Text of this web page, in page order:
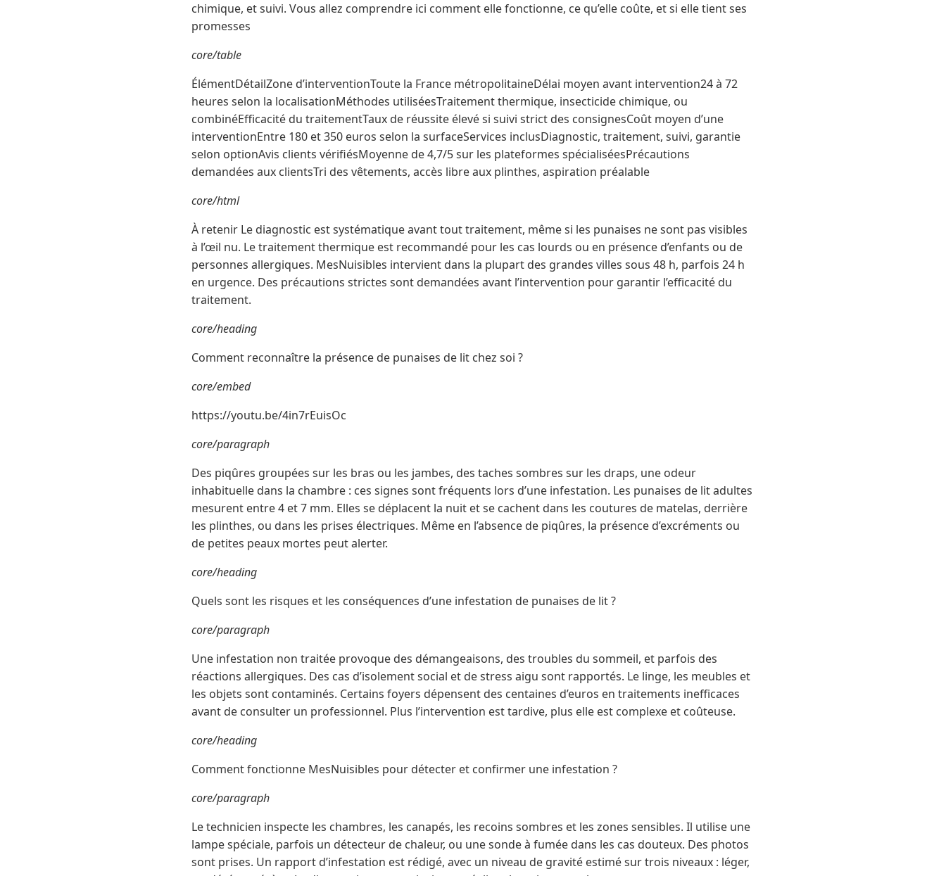
chimique, et suivi. Vous allez comprendre ici comment elle fonctionne, ce qu’elle coûte, et si elle tient ses
promesses
core/table
ÉlémentDétailZone d’interventionToute la France métropolitaineDélai moyen avant intervention24 à 72
heures selon la localisationMéthodes utiliséesTraitement thermique, insecticide chimique, ou
combinéEfficacité du traitementTaux de réussite élevé si suivi strict des consignesCoût moyen d’une
interventionEntre 180 et 350 euros selon la surfaceServices inclusDiagnostic, traitement, suivi, garantie
selon optionAvis clients vérifiésMoyenne de 4,7/5 sur les plateformes spécialiséesPrécautions
demandées aux clientsTri des vêtements, accès libre aux plinthes, aspiration préalable
core/html
À retenir Le diagnostic est systématique avant tout traitement, même si les punaises ne sont pas visibles
à l’œil nu. Le traitement thermique est recommandé pour les cas lourds ou en présence d’enfants ou de
personnes allergiques. MesNuisibles intervient dans la plupart des grandes villes sous 48 h, parfois 24 h
en urgence. Des précautions strictes sont demandées avant l’intervention pour garantir l’efficacité du
traitement.
core/heading
Comment reconnaître la présence de punaises de lit chez soi ?
core/embed
https://youtu.be/4in7rEuisOc
core/paragraph
Des piqûres groupées sur les bras ou les jambes, des taches sombres sur les draps, une odeur
inhabituelle dans la chambre : ces signes sont fréquents lors d’une infestation. Les punaises de lit adultes
mesurent entre 4 et 7 mm. Elles se déplacent la nuit et se cachent dans les coutures de matelas, derrière
les plinthes, ou dans les prises électriques. Même en l’absence de piqûres, la présence d’excréments ou
de petites peaux mortes peut alerter.
core/heading
Quels sont les risques et les conséquences d’une infestation de punaises de lit ?
core/paragraph
Une infestation non traitée provoque des démangeaisons, des troubles du sommeil, et parfois des
réactions allergiques. Des cas d’isolement social et de stress aigu sont rapportés. Le linge, les meubles et
les objets sont contaminés. Certains foyers dépensent des centaines d’euros en traitements inefficaces
avant de consulter un professionnel. Plus l’intervention est tardive, plus elle est complexe et coûteuse.
core/heading
Comment fonctionne MesNuisibles pour détecter et confirmer une infestation ?
core/paragraph
Le technicien inspecte les chambres, les canapés, les recoins sombres et les zones sensibles. Il utilise une
lampe spéciale, parfois un détecteur de chaleur, ou une sonde à fumée dans les cas douteux. Des photos
sont prises. Un rapport d’infestation est rédigé, avec un niveau de gravité estimé sur trois niveaux : léger,